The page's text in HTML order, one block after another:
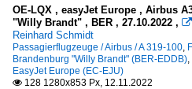
OE-LQX , easyJet Europe , Airbus
"Willy Brandt" , BER , 27.10.2022 , 
Reinhard Schmidt
Passagierflugzeuge / Airbus / A 319-100,
Brandenburg "Willy Brandt" (BER-EDDB),
EasyJet Europe (EC-EJU)
 128 1280x853 Px, 12.11.2022